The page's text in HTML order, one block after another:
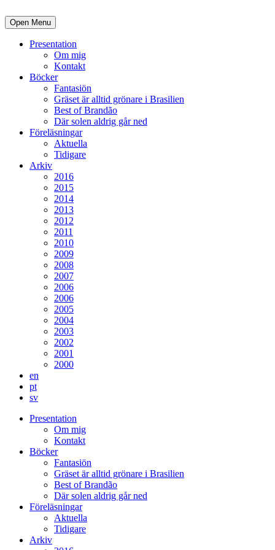
Open Menu
Presentation
Om mig
Kontakt
Böcker
Fantasiön
Gräset är alltid grönare i Brasilien
Best of Brandão
Där solen aldrig går ned
Föreläsningar
Aktuella
Tidigare
Arkiv
2016
2015
2014
2013
2012
2011
2010
2009
2008
2007
2006
2006
2005
2004
2003
2002
2001
2000
en
pt
sv
Presentation
Om mig
Kontakt
Böcker
Fantasiön
Gräset är alltid grönare i Brasilien
Best of Brandão
Där solen aldrig går ned
Föreläsningar
Aktuella
Tidigare
Arkiv